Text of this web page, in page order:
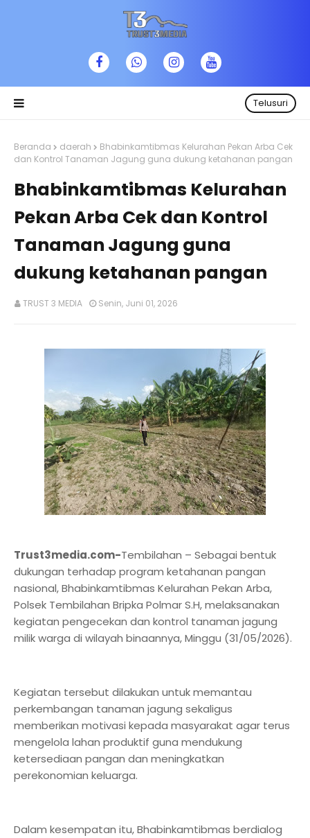
Telusuri
Beranda daerah
Bhabinkamtibmas Kelurahan Pekan Arba Cek
dan Kontrol Tanaman Jagung guna dukung ketahanan pangan
Bhabinkamtibmas Kelurahan
Pekan Arba Cek dan Kontrol
Tanaman Jagung guna
dukung ketahanan pangan
TRUST 3 MEDIA Senin, Juni 01, 2026
Trust3media.com-Tembilahan – Sebagai bentuk
dukungan terhadap program ketahanan pangan
nasional, Bhabinkamtibmas Kelurahan Pekan Arba,
Polsek Tembilahan Bripka Polmar S.H, melaksanakan
kegiatan pengecekan dan kontrol tanaman jagung
milik warga di wilayah binaannya, Minggu (31/05/2026).
Kegiatan tersebut dilakukan untuk memantau
perkembangan tanaman jagung sekaligus
memberikan motivasi kepada masyarakat agar terus
mengelola lahan produktif guna mendukung
ketersediaan pangan dan meningkatkan
perekonomian keluarga.
Dalam kesempatan itu, Bhabinkamtibmas berdialog